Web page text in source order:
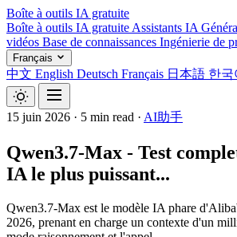
Boîte à outils IA gratuite
Boîte à outils IA gratuite Assistants IA
vidéos Base de connaissances Ingénierie de
Français
中文 English Deutsch Français 日本語 한국
15 juin 2026 · 5 min read · AI助手
Qwen3.7-Max - Test
IA le plus puissant...
Qwen3.7-Max est le modèle IA phare
2026, prenant en charge un contexte d'un